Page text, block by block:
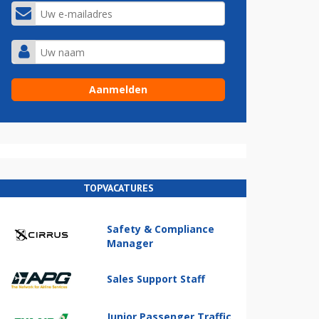
TOPVACATURES
Safety & Compliance
Manager
Sales Support Staff